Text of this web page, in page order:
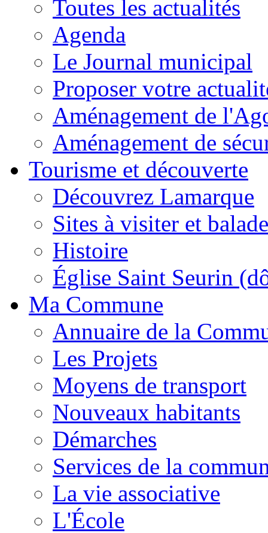
Toutes les actualités
Agenda
Le Journal municipal
Proposer votre
Aménagement de
Aménagement de
Tourisme et découverte
Découvrez Lamarque
Sites à visiter et
Histoire
Église Saint Seurin
Ma Commune
Annuaire de la
Les Projets
Moyens de transport
Nouveaux habitants
Démarches
Services de la
La vie associative
L'École